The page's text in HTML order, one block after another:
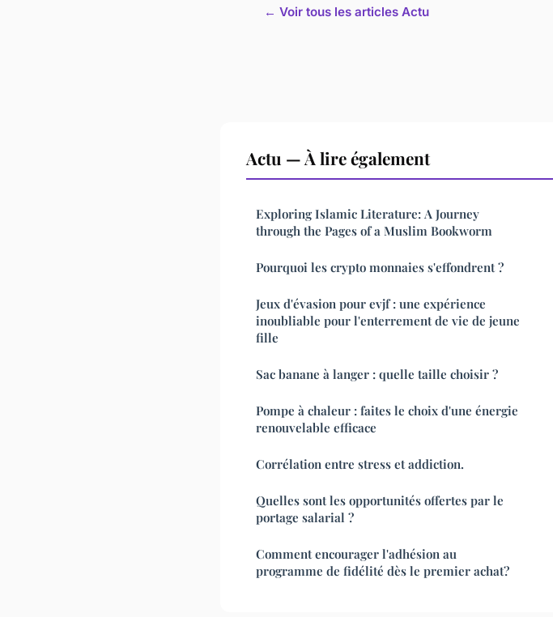
← Voir tous les articles Actu
Actu — À lire également
Exploring Islamic Literature: A Journey
through the Pages of a Muslim Bookworm
Pourquoi les crypto monnaies s'effondrent ?
Jeux d'évasion pour evjf : une expérience
inoubliable pour l'enterrement de vie de jeune
fille
Sac banane à langer : quelle taille choisir ?
Pompe à chaleur : faites le choix d'une énergie
renouvelable efficace
Corrélation entre stress et addiction.
Quelles sont les opportunités offertes par le
portage salarial ?
Comment encourager l'adhésion au
programme de fidélité dès le premier achat?